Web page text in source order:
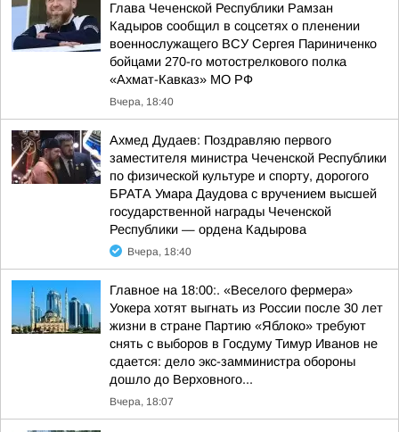
Глава Чеченской Республики Рамзан
Кадыров сообщил в соцсетях о пленении
военнослужащего ВСУ Сергея Париниченко
бойцами 270-го мотострелкового полка
«Ахмат-Кавказ» МО РФ
Вчера, 18:40
Ахмед Дудаев: Поздравляю первого
заместителя министра Чеченской Республики
по физической культуре и спорту, дорогого
БРАТА Умара Даудова с вручением высшей
государственной награды Чеченской
Республики — ордена Кадырова
Вчера, 18:40
Главное на 18:00:. «Веселого фермера»
Уокера хотят выгнать из России после 30 лет
жизни в стране Партию «Яблоко» требуют
снять с выборов в Госдуму Тимур Иванов не
сдается: дело экс-замминистра обороны
дошло до Верховного...
Вчера, 18:07